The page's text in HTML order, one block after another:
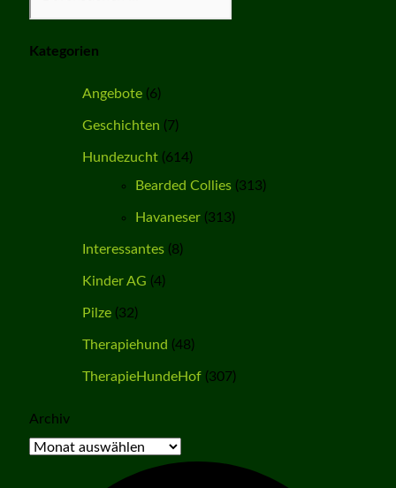
Kategorien
Angebote(6)
Geschichten (7)
Hundezucht(614)
Bearded Collies(313)
Havaneser(313)
Interessantes(8)
Kinder AG (4)
Pilze(32)
Therapiehund (48)
TherapieHundeHof(307)
Archiv